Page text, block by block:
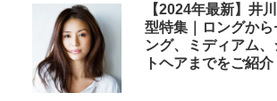
【2024年最新】井
型特集｜ロングから
ング、ミディアム
トヘアまでをご紹介